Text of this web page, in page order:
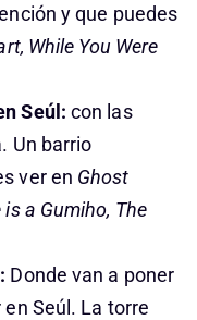
y que puedes
While You Were
Seúl: con las
Un barrio
ver en Ghost
a Gumiho, The
Donde van a poner
Seúl. La torre